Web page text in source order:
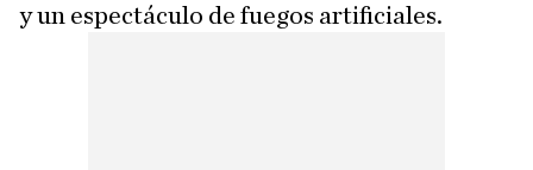
y un espectáculo de fuegos artificiales.